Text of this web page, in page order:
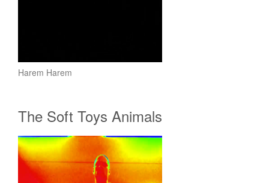
Harem Harem
The Soft Toys Animals